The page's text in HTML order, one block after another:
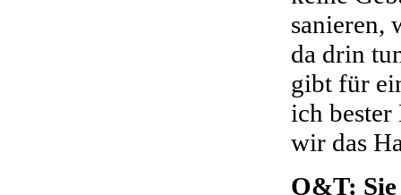
sanieren,
da drin
gibt für
ich bester
wir das
O&T: